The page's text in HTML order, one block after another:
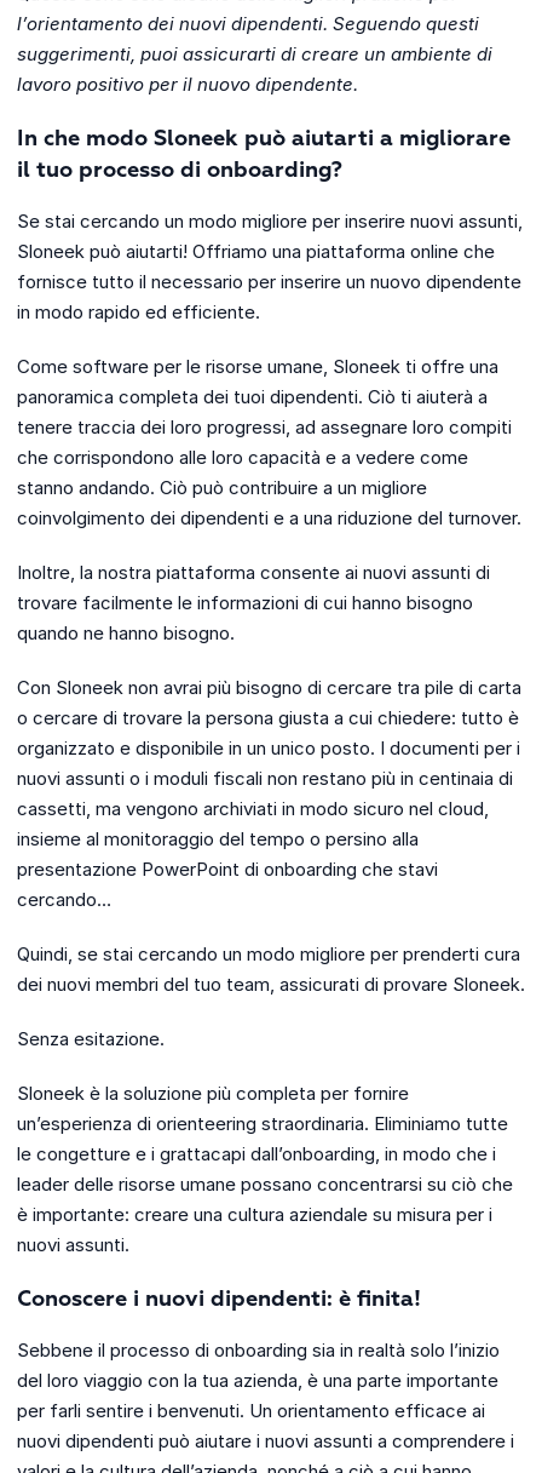
l’orientamento dei nuovi dipendenti. Seguendo questi
suggerimenti, puoi assicurarti di creare un ambiente di
lavoro positivo per il nuovo dipendente.
In che modo Sloneek può aiutarti a migliorare
il tuo processo di onboarding?
Se stai cercando un modo migliore per inserire nuovi assunti,
Sloneek può aiutarti! Offriamo una piattaforma online che
fornisce tutto il necessario per inserire un nuovo dipendente
in modo rapido ed efficiente.
Come software per le risorse umane, Sloneek ti offre una
panoramica completa dei tuoi dipendenti. Ciò ti aiuterà a
tenere traccia dei loro progressi, ad assegnare loro compiti
che corrispondono alle loro capacità e a vedere come
stanno andando. Ciò può contribuire a un migliore
coinvolgimento dei dipendenti e a una riduzione del turnover.
Inoltre, la nostra piattaforma consente ai nuovi assunti di
trovare facilmente le informazioni di cui hanno bisogno
quando ne hanno bisogno.
Con Sloneek non avrai più bisogno di cercare tra pile di carta
o cercare di trovare la persona giusta a cui chiedere: tutto è
organizzato e disponibile in un unico posto. I documenti per i
nuovi assunti o i moduli fiscali non restano più in centinaia di
cassetti, ma vengono archiviati in modo sicuro nel cloud,
insieme al monitoraggio del tempo o persino alla
presentazione PowerPoint di onboarding che stavi
cercando…
Quindi, se stai cercando un modo migliore per prenderti cura
dei nuovi membri del tuo team, assicurati di provare Sloneek.
Senza esitazione.
Sloneek è la soluzione più completa per fornire
un’esperienza di orienteering straordinaria. Eliminiamo tutte
le congetture e i grattacapi dall’onboarding, in modo che i
leader delle risorse umane possano concentrarsi su ciò che
è importante: creare una cultura aziendale su misura per i
nuovi assunti.
Conoscere i nuovi dipendenti: è finita!
Sebbene il processo di onboarding sia in realtà solo l’inizio
del loro viaggio con la tua azienda, è una parte importante
per farli sentire i benvenuti. Un orientamento efficace ai
nuovi dipendenti può aiutare i nuovi assunti a comprendere i